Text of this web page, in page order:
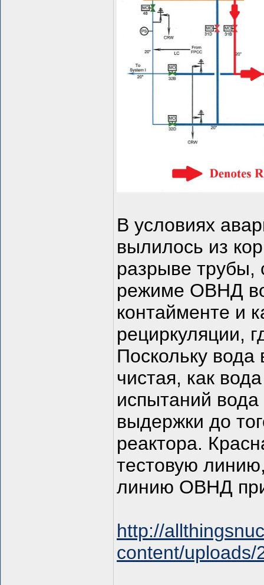
В условиях
вылилось из
разрыве трубы,
режиме ОВНД
контайменте и
рециркуляции,
Поскольку
чистая, как
испытаний
выдержки до
реактора.
тестовую
линию ОВНД
http://
content/uploads/